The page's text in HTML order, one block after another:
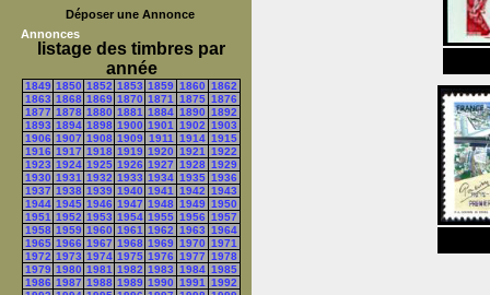
Déposer une Annonce
Annonces
listage des timbres par
année
1849 1850 1852 1853 1859 1860 1862
1863 1868 1869 1870 1871 1875 1876
1877 1878 1880 1881 1884 1890 1892
1893 1894 1898 1900 1901 1902 1903
1906 1907 1908 1909 1911 1914 1915
1916 1917 1918 1919 1920 1921 1922
1923 1924 1925 1926 1927 1928 1929
1930 1931 1932 1933 1934 1935 1936
1937 1938 1939 1940 1941 1942 1943
1944 1945 1946 1947 1948 1949 1950
1951 1952 1953 1954 1955 1956 1957
1958 1959 1960 1961 1962 1963 1964
1965 1966 1967 1968 1969 1970 1971
1972 1973 1974 1975 1976 1977 1978
1979 1980 1981 1982 1983 1984 1985
1986 1987 1988 1989 1990 1991 1992